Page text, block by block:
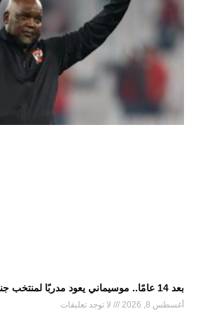
بعد 14 عامًا.. موسيماني يعود مدربًا لمنتخب جنوب أفريقيا
أغسطس 8, 2026 لا توجد تعليقات